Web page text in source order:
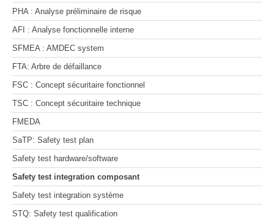
PHA : Analyse préliminaire de risque
AFI : Analyse fonctionnelle interne
SFMEA : AMDEC system
FTA: Arbre de défaillance
FSC : Concept sécuritaire fonctionnel
TSC : Concept sécuritaire technique
FMEDA
SaTP: Safety test plan
Safety test hardware/software
Safety test integration composant
Safety test integration système
STQ: Safety test qualification